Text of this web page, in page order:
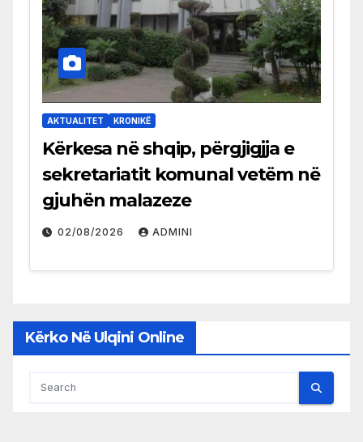
AKTUALITET KRONIKË
Kërkesa në shqip, përgjigjja e
sekretariatit komunal vetëm në
gjuhën malazeze
02/08/2026 ADMINI
Kërko Në Ulqini Online